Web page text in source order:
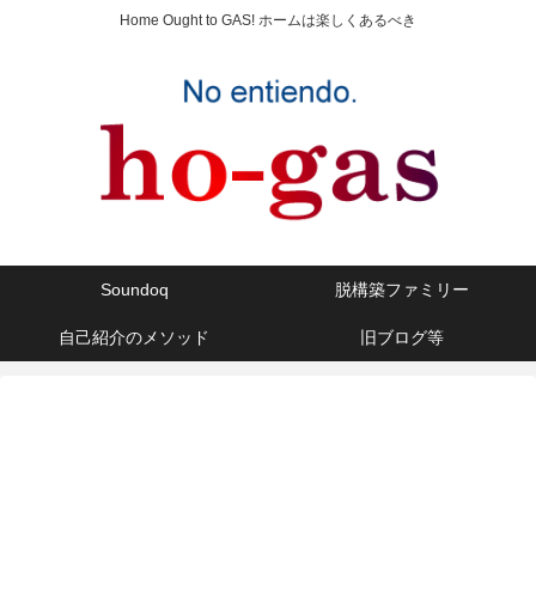
Home Ought to GAS! ホームは楽しくあるべき
Soundoq 脱構築ファミリー
自己紹介のメソッド 旧ブログ等